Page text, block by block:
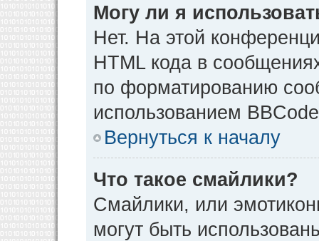
Могу ли я
Нет. На этой
HTML кода в
по форматированию
использованием
Вернуться к началу
Что такое смайлики?
Смайлики, или
могут быть